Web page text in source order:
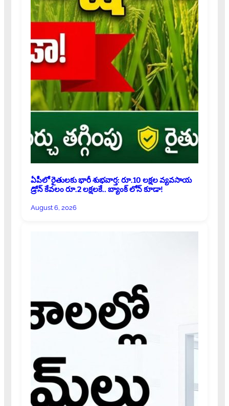
ఏపీలో రైతులకు భారీ శుభవార్త: రూ.10 లక్షల వ్యవసాయ
డ్రోన్ కేవలం రూ.2 లక్షలకే.. బ్యాంక్ లోన్ కూడా!
August 6, 2026